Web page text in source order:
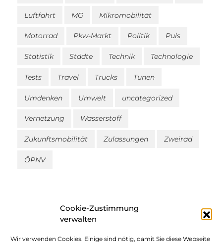
Cookie-Zustimmung
verwalten
Wir verwenden Cookies. Einige sind nötig, damit Sie diese Webseite
Luftfahrt MG Mikromobilität
Motorrad Pkw-Markt Politik Puls
Statistik Städte Technik Technologie
Tests Travel Trucks Tunen
Umdenken Umwelt uncategorized
Vernetzung Wasserstoff
Zukunftsmobilität Zulassungen Zweirad
ÖPNV